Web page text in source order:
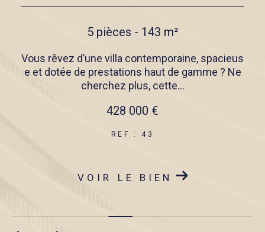
5 pièces - 143 m²
Vous rêvez d’une villa contemporaine, spacieus
e et dotée de prestations haut de gamme ? Ne
cherchez plus, cette...
428 000 €
REF : 43
VOIR LE BIEN